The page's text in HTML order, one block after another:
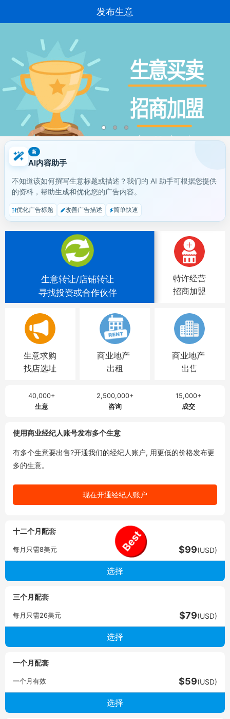
发布生意
新
AI内容助手
不知道该如何撰写生意标题或描述？我们的 AI 助手可根据您提供
的资料，帮助生成和优化您的广告内容。
优化广告标题 改善广告描述 简单快速
生意转让/店铺转让
寻找投资或合作伙伴
特许经营
招商加盟
生意求购
找店选址
商业地产
出租
商业地产
出售
40,000+ 2,500,000+
15,000+
生意
咨询 成交
使用商业经纪人账号发布多个生意
有多个生意要出售?开通我们的经纪人账户, 用更低的价格发布更
多的生意。
现在开通经纪人账户
十二个月配套 Best
每月只需8美元 $99(USD)
三个月配套
每月只需26美元 $79(USD)
一个月配套
一个月有效 $59(USD)